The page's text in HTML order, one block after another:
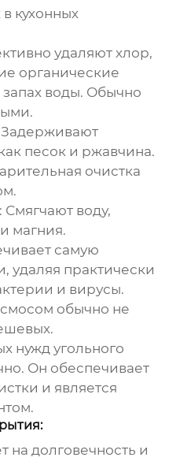
кухонных
удаляют хлор,
органические
воды. Обычно
.
Задерживают
песок и ржавчина.
очистка
Смягчают воду,
магния.
самую
удаляя практически
и вирусы.
обычно не
.
нужд угольного
Он обеспечивает
и является
на долговечность и